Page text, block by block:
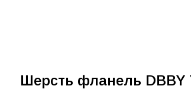
Шерсть фланель DBBY